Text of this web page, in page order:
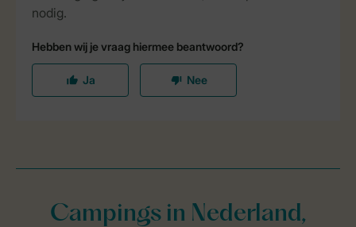
Campings in Nederland,